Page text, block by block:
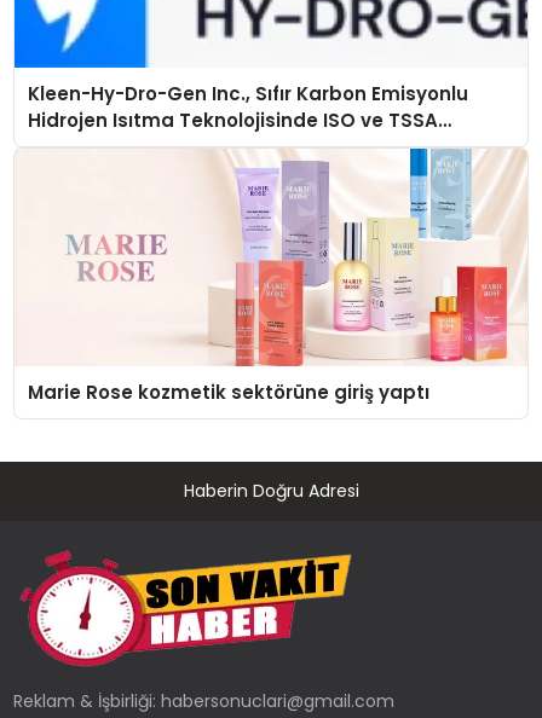
Kleen-Hy-Dro-Gen Inc., Sıfır Karbon Emisyonlu
Hidrojen Isıtma Teknolojisinde ISO ve TSSA
Düzenleyici Onaylarını Aldı
Marie Rose kozmetik sektörüne giriş yaptı
Haberin Doğru Adresi
Reklam & İşbirliği:habersonuclari@gmail.com